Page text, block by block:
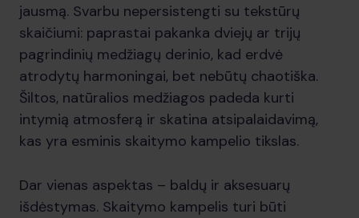
jausmą. Svarbu nepersistengti su tekstūrų
skaičiumi: paprastai pakanka dviejų ar trijų
pagrindinių medžiagų derinio, kad erdvė
atrodytų harmoningai, bet nebūtų chaotiška.
Šiltos, natūralios medžiagos padeda kurti
intymią atmosferą ir skatina atsipalaidavimą,
kas yra esminis skaitymo kampelio tikslas.
Dar vienas aspektas – baldų ir aksesuarų
išdėstymas. Skaitymo kampelis turi būti